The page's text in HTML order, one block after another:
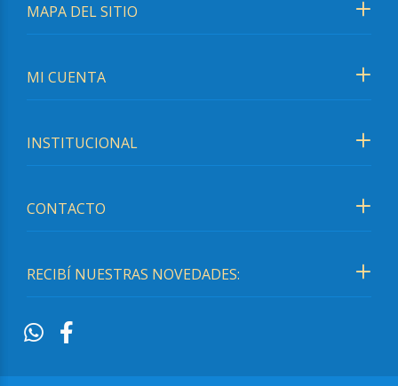
RECIBÍ NUESTRAS NOVEDADES:
MAPA DEL SITIO
MI CUENTA
INSTITUCIONAL
CONTACTO